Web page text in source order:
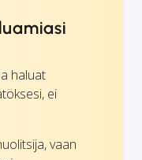
haluat
ei
vaan